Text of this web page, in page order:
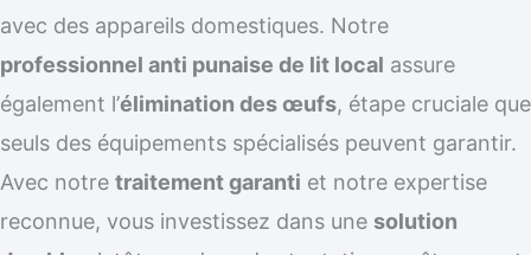
avec des appareils domestiques. Notre
professionnel anti punaise de lit local assure
également l’élimination des œufs, étape cruciale que
seuls des équipements spécialisés peuvent garantir.
Avec notre traitement garanti et notre expertise
reconnue, vous investissez dans une solution